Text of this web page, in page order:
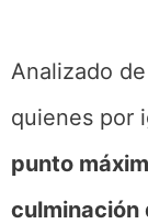
Analizado
quienes por
punto
culminación